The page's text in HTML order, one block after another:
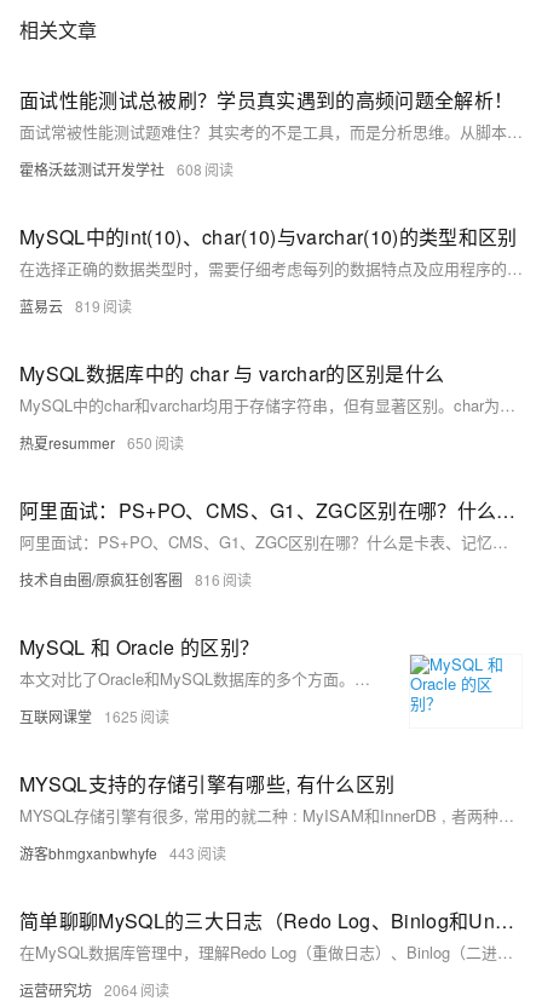
相关文章
面试性能测试总被刷？学员真实遇到的高频问题全解析！
面试常被性能测试题难住？其实考的不是工具，而是分析思维。从脚本编写到瓶颈定位，企业更看重系统理解与实战能力。本文拆解高频面试题，揭示背后考察逻辑，并通过真实项目训练，帮你构建性能测试完整知识体系，实现从“会操作”到“能解决问题”的跨越。
霍格沃兹测试开发学社 608
MySQL中的int(10)、char(10)与varchar(10)的类型和区别
在选择正确的数据类型时，需要仔细考虑每列的数据特点及应用程序的使用情况。合理的数据类型选择可以优化存储空间的使用，提高查询速度和数据库的整体性能。
蓝易云 819
MySQL数据库中的 char 与 varchar的区别是什么
MySQL中的char和varchar均用于存储字符串，但有显著区别。char为定长类型，固定长度，存储空间始终为设定值，适合长度固定的数据如手机号。varchar为变长类型，仅占用实际数据所需空间，适合长度不固定的内容如用户名。二者在性能与空间利用上各有优劣，应根据实际场景合理选择。
热夏resummer 650
阿里面试：PS+PO、CMS、G1、ZGC区别在哪？什么是卡表、记忆集、联合表？问懵了，尼恩来一个 图解+秒懂+史上最全的答案
阿里面试：PS+PO、CMS、G1、ZGC区别在哪？什么是卡表、记忆集、联合表？问懵了，尼恩来一个 图解+秒懂+史上最全的答案
技术自由圈/原疯狂创客圈 816
MySQL 和 Oracle 的区别？
本文对比了Oracle和MySQL数据库的多个方面。Oracle适用于大型数据库，支持高并发和大访问量，市场占有率为40%，安装占用空间较大，约3G；而MySQL适合中小型应用，是开源免费的，安装仅需152M。两者在主键生成、字符串处理、SQL语句、事务处理等方面存在差异。Oracle功能更为强大，尤其在企业级应用中表现突出，而MySQL则以简单易用见长。
互联网课堂 1625
MYSQL支持的存储引擎有哪些, 有什么区别
MYSQL存储引擎有很多, 常用的就二种 : MyISAM和InnerDB , 者两种存储引擎的区别 ; ● MyISAM支持256TB的数据存储 , InnerDB只支持64TB的数据存储 ● MyISAM 不支持事务 , InnerDB支持事务 ● MyISAM 不支持外键 , InnerDB支持外键
游客bhmgxanbwhyfe 443
简单聊聊MySQL的三大日志（Redo Log、Binlog和Undo Log）各有什么区别
在MySQL数据库管理中，理解Redo Log（重做日志）、Binlog（二进制日志）和Undo Log（回滚日志）至关重要。Redo Log确保数据持久性和崩溃恢复；Binlog用于主从复制和数据恢复，记录逻辑操作；Undo Log支持事务的原子性和隔离性，实现回滚与MVCC。三者协同工作，保障事务ACID特性。文章还详细解析了日志写入流程及可能的异常情况，帮助深入理解数据库日志机制。
运营研究坊 2064